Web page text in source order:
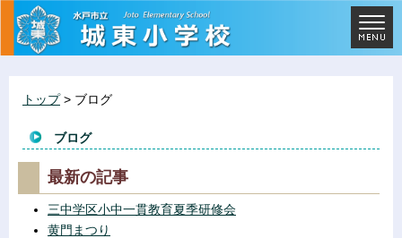
トップ> ブログ
ブログ
最新の記事
三中学区小中一貫教育夏季研修会
黄門まつり